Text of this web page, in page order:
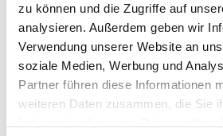
zu können und die Zugriffe auf
analysieren. Außerdem geben wir
Verwendung unserer Website an
soziale Medien, Werbung und
Partner führen diese Informationen
weiteren Daten zusammen, die Sie
e. V. als neuen Partner begrüßen zu
repräsentiert als starke Stimme in
Hersteller, Importeure, Markeninhaber
Wasserpfeifentabak sowie die
Die neue Partnerschaft unterstreicht die
InterTabac als weltweit führende Messe,
zugehörigen Produkten die verdiente